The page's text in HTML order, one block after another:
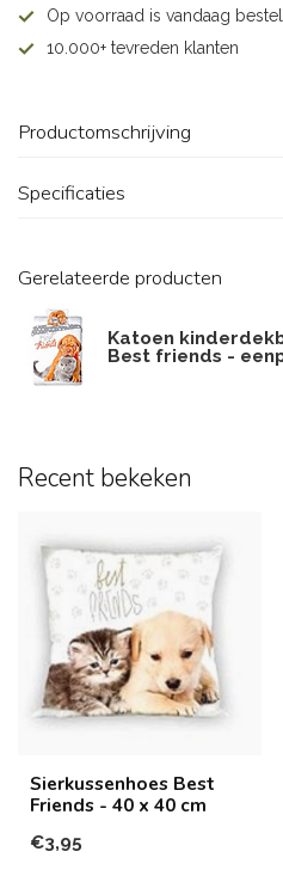
Op voorraad is vandaag
10.000+ tevreden klanten
Productomschrijving
Specificaties
Gerelateerde producten
Katoen
Best friends -
Recent bekeken
Sierkussenhoes Best
Friends - 40 x 40 cm
€3,95